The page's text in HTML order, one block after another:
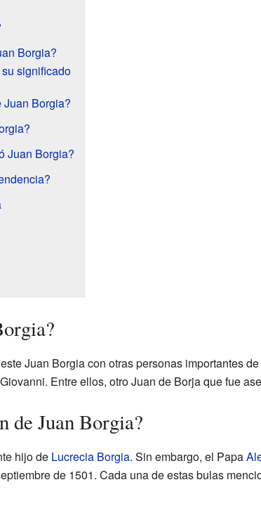
Borgia?
significado
Juan Borgia?
Juan Borgia?
Juan Borgia con otras personas importantes
Entre ellos, otro Juan de Borja que fue
de Juan Borgia?
hijo de Lucrecia Borgia. Sin embargo, el Papa
de 1501. Cada una de estas bulas